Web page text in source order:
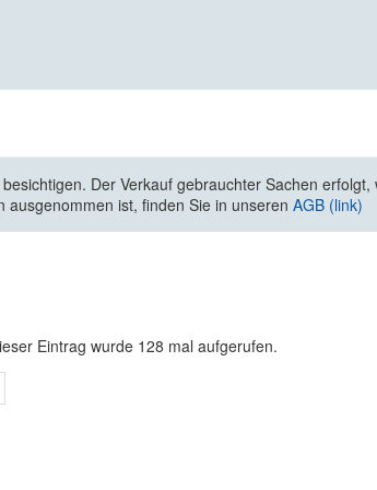
Der Verkauf gebrauchter Sachen
ist, finden Sie in unseren AGB (link)
Eintrag wurde 128 mal aufgerufen.